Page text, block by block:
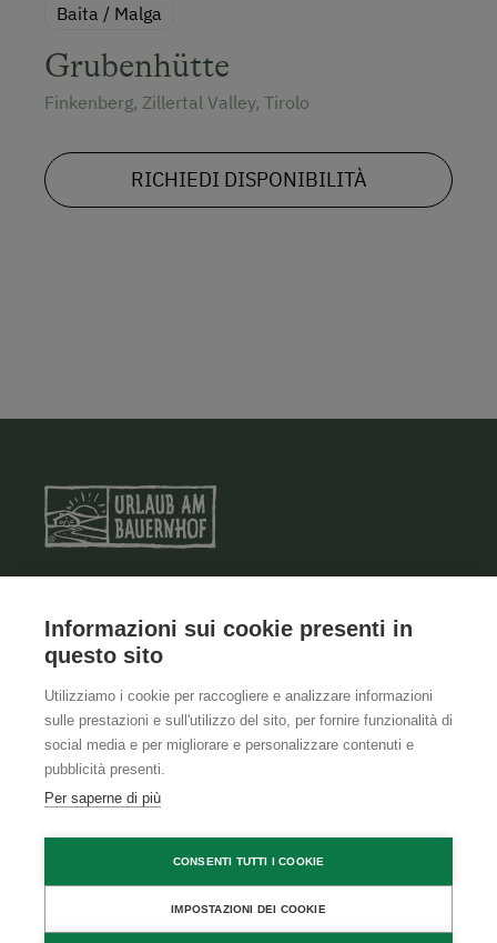
Baita / Malga
Grubenhütte
Finkenberg, Zillertal Valley, Tirolo
RICHIEDI DISPONIBILITÀ
TERMINI E CONDIZIONI GENERALI
INFORMAZIONE LEGALE
CONTATTI
PRIVACY POLICY
COOKIE POLICY
Informazioni sui cookie presenti in
questo sito
Utilizziamo i cookie per raccogliere e analizzare informazioni
sulle prestazioni e sull'utilizzo del sito, per fornire funzionalità di
social media e per migliorare e personalizzare contenuti e
pubblicità presenti.
Per saperne di più
CONSENTI TUTTI I COOKIE
IMPOSTAZIONI DEI COOKIE